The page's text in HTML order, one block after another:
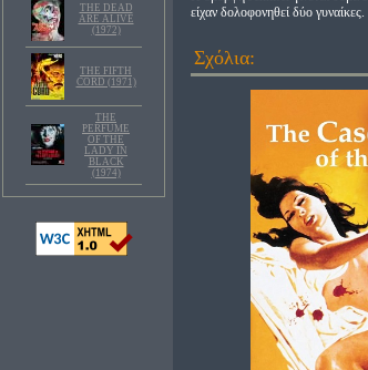
THE DEAD
ARE ALIVE
(1972)
THE FIFTH
CORD (1971)
THE
PERFUME
OF THE
LADY IN
BLACK
(1974)
είχαν δολοφονηθεί δύο γυναίκες.
Σχόλια: